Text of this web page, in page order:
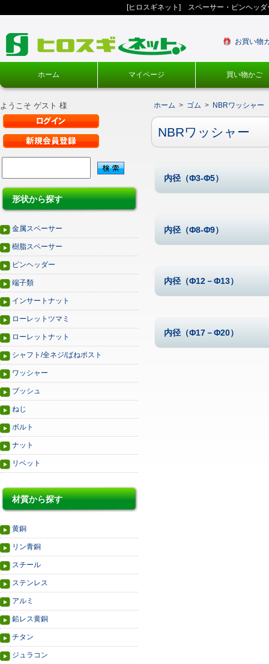
[ヒロスギネット] スペーサー・ピンヘッ
お買い物
ホーム マイページ 買い物かご
ようこそ ゲスト 様
形状から探す
金属スペーサー
樹脂スペーサー
ピンヘッダー
端子類
インサートナット
ローレットツマミ
ローレットナット
シャフト/全ネジ/ばねポスト
ワッシャー
ブッシュ
ねじ
ボルト
ナット
リベット
材質から探す
黄銅
リン青銅
スチール
ステンレス
アルミ
鉛レス黄銅
チタン
ジュラコン
ホーム > ゴム > NBRワッシャー
NBRワッシャー
内径（Φ3-Φ5）
内径（Φ8-Φ9）
内径（Φ12－Φ13）
内径（Φ17－Φ20）